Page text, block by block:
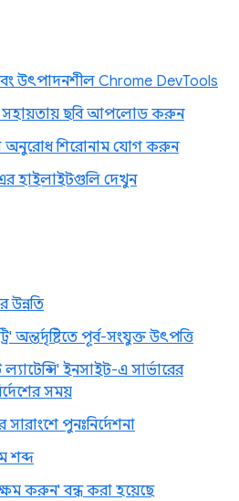
উৎপাদনশীল Chrome DevTools
সহায়তায় ছবি আপলোড করুন
অনুরোধ শিরোনাম যোগ করুন
হাইলাইটগুলি দেখুন
উন্নতি
অন্তর্দৃষ্টিতে পূর্ব-সংযুক্ত উৎপত্তি
ইনসাইট-এ সার্ভারের
সময়
পুনঃনির্দেশনা
শব্দ
করুন' বন্ধ করা হয়েছে